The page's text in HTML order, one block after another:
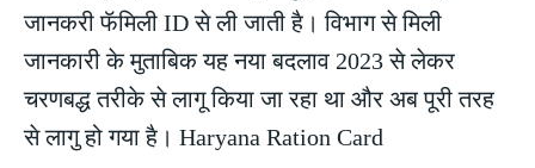
जानकरी फॅमिली ID से ली जाती है। विभाग से मिली
जानकारी के मुताबिक यह नया बदलाव 2023 से लेकर
चरणबद्ध तरीके से लागू किया जा रहा था और अब पूरी तरह
से लागु हो गया है। Haryana Ration Card